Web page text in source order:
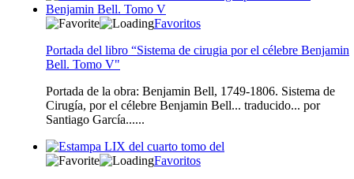
Favoritos
Portada del libro “Sistema de cirugia por el célebre Benjamin
Bell. Tomo V"
Portada de la obra: Benjamin Bell, 1749-1806. Sistema de
Cirugía, por el célebre Benjamin Bell... traducido... por
Santiago García......
Favoritos